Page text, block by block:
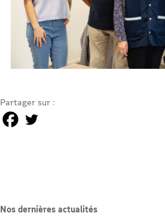
Partager sur :
Nos dernières actualités